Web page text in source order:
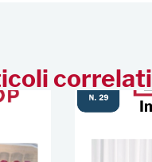
correlati